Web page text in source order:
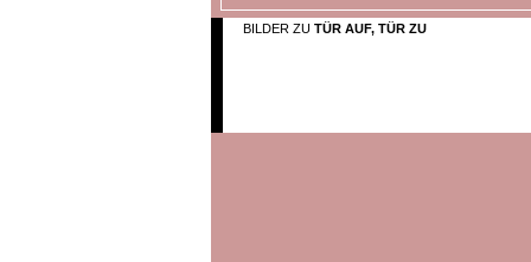
BILDER ZU TÜR AUF, TÜR ZU